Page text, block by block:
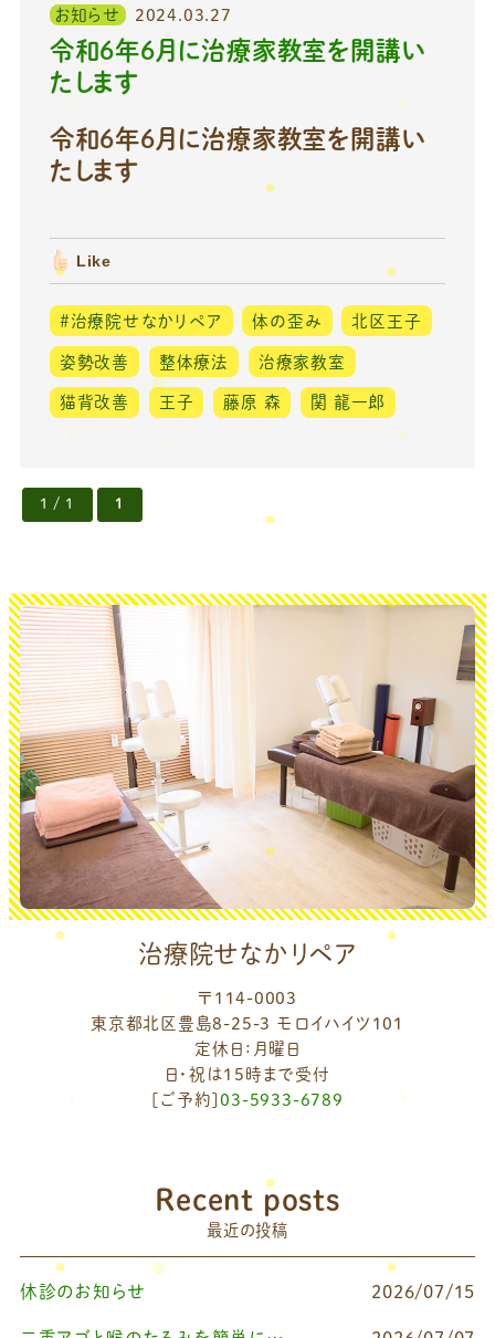
お知らせ 2024.03.27
令和6年6月に治療家教室を開講い
たします
令和6年6月に治療家教室を開講い
たします
Like
#治療院せなかリペア 体の歪み 北区王子
姿勢改善 整体療法 治療家教室
猫背改善 王子 藤原 森 関 龍一郎
1 / 1 1
治療院せなかリペア
〒114-0003
東京都北区豊島8-25-3 モロイハイツ101
定休日：月曜日
日・祝は15時まで受付
[ご予約]03-5933-6789
Recent posts
最近の投稿
休診のお知らせ 2026/07/15